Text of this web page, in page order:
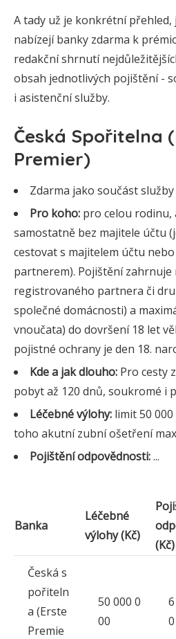
A tady už je konkrétní
nabízejí banky zdarma k
redakční shrnutí
obsah jednotlivých pojištění -
i asistenční služby.
Česká Spořitelna
Premier)
Zdarma jako součást
Pro koho: pro celou rodinu,
samostatně bez majitele účtu
cestovat s majitelem účtu
partnerem). Pojištění zahrnuje
registrovaného partnera či
společné domácnosti) a
vnoučata) do dovršení 18 let
pojistné ochrany je den 18.
Kde a jak dlouho: Pro cesty
pobyt až 120 dnů, soukromé i
Léčebné výlohy: limit 50
toho akutní zubní ošetření
Pojištění odpovědnosti:...
Banka
Léčebné
výlohy (Kč)
(Kč)
Česká s
pořiteln
a (Erste
Premie
50 000 0
00
0